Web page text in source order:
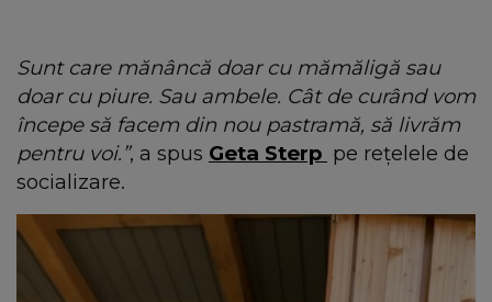
Sunt care mănâncă doar cu mămăligă sau
doar cu piure. Sau ambele. Cât de curând vom
începe să facem din nou pastramă, să livrăm
pentru voi.”, a spus Geta Sterp pe rețelele de
socializare.